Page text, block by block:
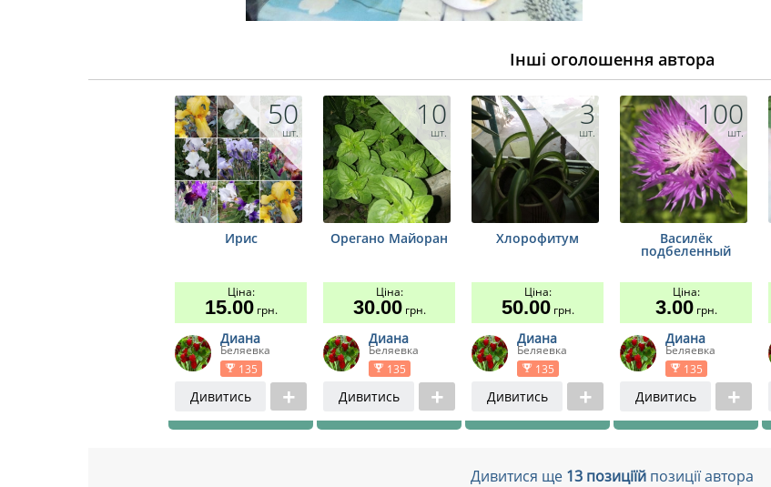
Інші оголошення автора
50
шт.
Ирис
Ціна:
15.00грн.
Диана
Беляевка
135
Дивитись
10
шт.
Орегано Майоран
Ціна:
30.00грн.
Диана
Беляевка
135
Дивитись
3
шт.
Хлорофитум
Ціна:
50.00грн.
Диана
Беляевка
135
Дивитись
100
шт.
Василёк
подбеленный
Ціна:
3.00грн.
Диана
Беляевка
135
Дивитись
Дивитися ще 13 позиціїйпозиції автора